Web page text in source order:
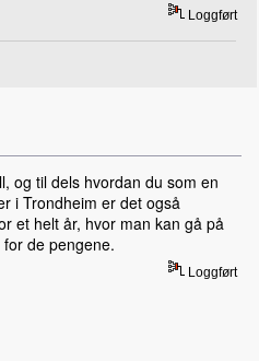
Loggført
og til dels hvordan du som en
i Trondheim er det også
et helt år, hvor man kan gå på
de pengene.
Loggført